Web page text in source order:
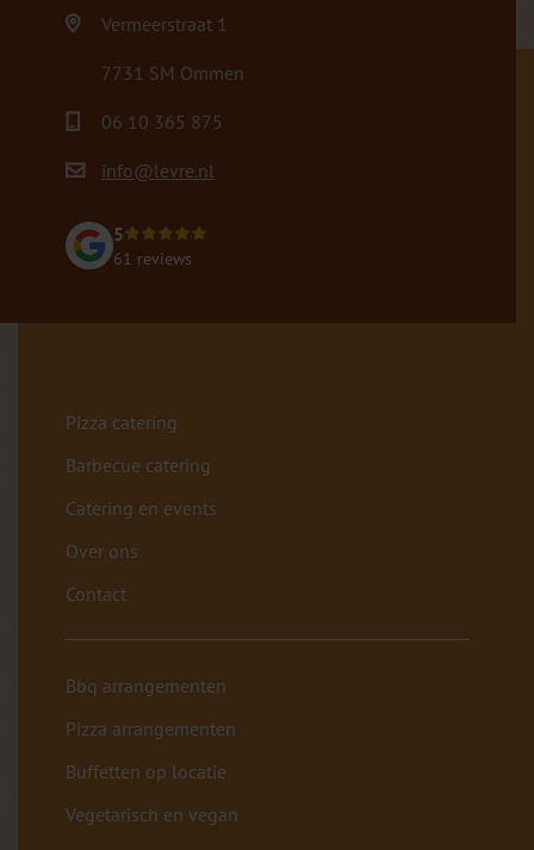
Vermeerstraat 1
7731 SM Ommen
06 10 365 875
info@levre.nl
5
61 reviews
Pizza catering
Bbq arrangementen
Barbecue catering
Pizza arrangementen
Catering en events
Buffetten op locatie
Over ons
Vegetarisch en vegan
Contact